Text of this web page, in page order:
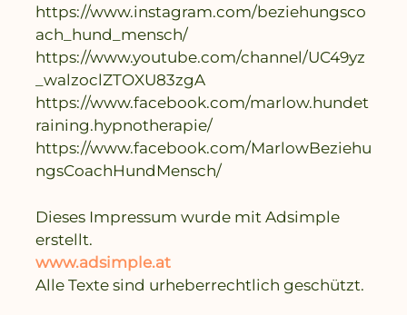
https://www.instagram.com/beziehungsco
ach_hund_mensch/
https://www.youtube.com/channel/UC49yz
_walzoclZTOXU83zgA
https://www.facebook.com/marlow.hundet
raining.hypnotherapie/
https://www.facebook.com/MarlowBeziehu
ngsCoachHundMensch/
Dieses Impressum wurde mit Adsimple
erstellt.
www.adsimple.at
Alle Texte sind urheberrechtlich geschützt.